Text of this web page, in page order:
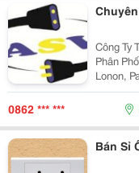
Công Ty
Phân
Lonon,
Phối Đèn
Sano,
0862 *** ***
Bán Sỉ